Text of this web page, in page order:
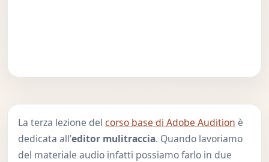
La terza lezione del corso base di Adobe Audition è
dedicata all’editor mulitraccia. Quando lavoriamo
del materiale audio infatti possiamo farlo in due